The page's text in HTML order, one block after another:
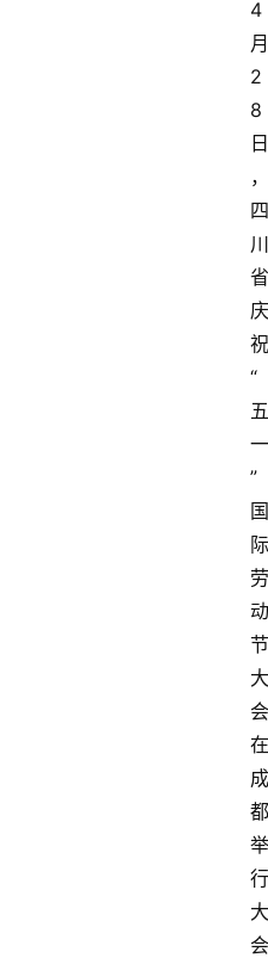
4
月
2
8
日
，
四
川
省
庆
祝
“
五
一
”
国
际
劳
动
节
大
会
在
成
都
举
行
大
会